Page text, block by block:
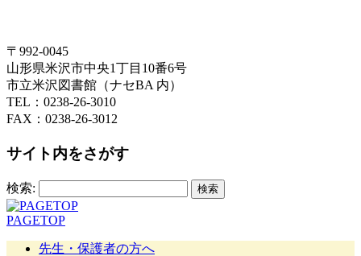
〒992-0045
山形県米沢市中央1丁目10番6号
市立米沢図書館（ナセBA 内）
TEL：0238-26-3010
FAX：0238-26-3012
サイト内をさがす
検索:
PAGETOP
先生・保護者の方へ